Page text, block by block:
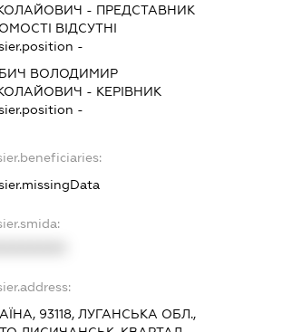
- ПРЕДСТАВНИК
ВІДСУТНІ
-
ВОЛОДИМИР
- КЕРІВНИК
-
93118, ЛУГАНСЬКА ОБЛ.,